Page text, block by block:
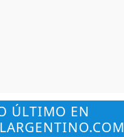
ÚLTIMO EN